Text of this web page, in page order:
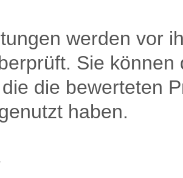
werden vor
Sie
die bewerteten
haben.